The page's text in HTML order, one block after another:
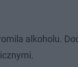
alkoholu.